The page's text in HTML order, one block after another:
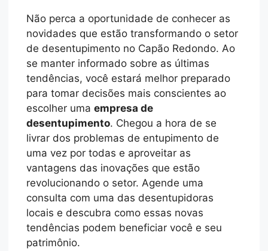
Não perca a oportunidade de conhecer as
novidades que estão transformando o setor
de desentupimento no Capão Redondo. Ao
se manter informado sobre as últimas
tendências, você estará melhor preparado
para tomar decisões mais conscientes ao
escolher umaempresa de
desentupimento. Chegou a hora de se
livrar dos problemas de entupimento de
uma vez por todas e aproveitar as
vantagens das inovações que estão
revolucionando o setor. Agende uma
consulta com uma das desentupidoras
locais e descubra como essas novas
tendências podem beneficiar você e seu
patrimônio.